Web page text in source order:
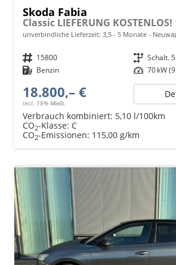
Skoda Fabia
unverbindliche Lieferzeit: 3,5 - 5 Monate
Fahrzeugnr. 15800 Getriebe Schalt.
Kraftstoff Benzin Leistung 70 kW
18.800,– €
incl. 19% MwSt.
Verbrauch kombiniert: 5,10 l/100km
CO2-Klasse: C
CO2-Emissionen: 115,00 g/km